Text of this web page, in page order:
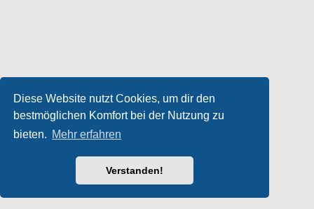
Diese Website nutzt Cookies, um dir den
bestmöglichen Komfort bei der Nutzung zu
bieten. Mehr erfahren
Verstanden!